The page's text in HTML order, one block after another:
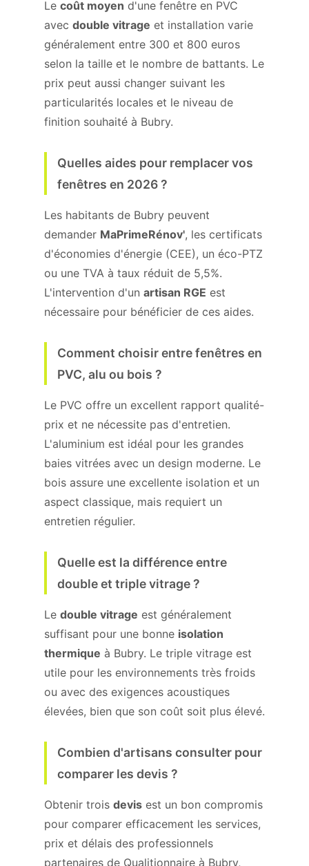
Le coût moyen d'une fenêtre en PVC
avec double vitrage et installation varie
généralement entre 300 et 800 euros
selon la taille et le nombre de battants. Le
prix peut aussi changer suivant les
particularités locales et le niveau de
finition souhaité à Bubry.
Quelles aides pour remplacer vos
fenêtres en 2026 ?
Les habitants de Bubry peuvent
demander MaPrimeRénov', les certificats
d'économies d'énergie (CEE), un éco-PTZ
ou une TVA à taux réduit de 5,5%.
L'intervention d'un artisan RGE est
nécessaire pour bénéficier de ces aides.
Comment choisir entre fenêtres en
PVC, alu ou bois ?
Le PVC offre un excellent rapport qualité-
prix et ne nécessite pas d'entretien.
L'aluminium est idéal pour les grandes
baies vitrées avec un design moderne. Le
bois assure une excellente isolation et un
aspect classique, mais requiert un
entretien régulier.
Quelle est la différence entre
double et triple vitrage ?
Le double vitrage est généralement
suffisant pour une bonne isolation
thermique à Bubry. Le triple vitrage est
utile pour les environnements très froids
ou avec des exigences acoustiques
élevées, bien que son coût soit plus élevé.
Combien d'artisans consulter pour
comparer les devis ?
Obtenir trois devis est un bon compromis
pour comparer efficacement les services,
prix et délais des professionnels
partenaires de Qualitionnaire à Bubry,